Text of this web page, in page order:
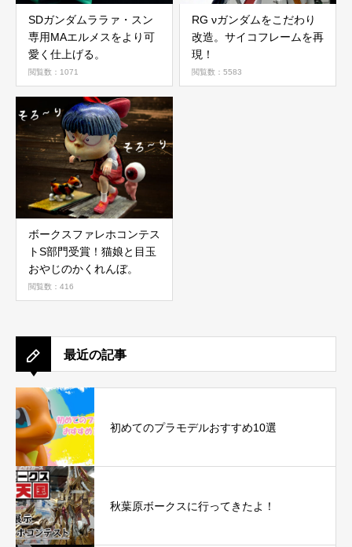
SDガンダムララァ・スン
専用MAエルメスをより可
愛く仕上げる。
閲覧数：1071
RG νガンダムをこだわり
改造。サイコフレームを再
現！
閲覧数：5583
ボークスファレホコンテス
トS部門受賞！猫娘と目玉
おやじのかくれんぼ。
閲覧数：416
最近の記事
初めてのプラモデルおすすめ10選
秋葉原ボークスに行ってきたよ！